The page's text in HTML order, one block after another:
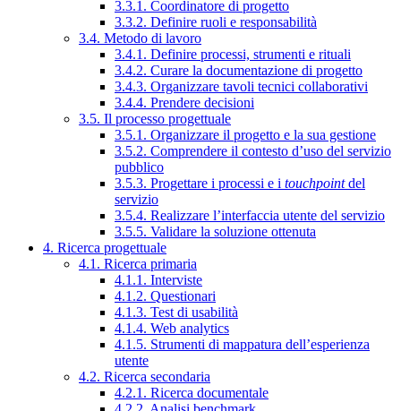
3.3.1. Coordinatore di progetto
3.3.2. Definire ruoli e responsabilità
3.4. Metodo di lavoro
3.4.1. Definire processi, strumenti e rituali
3.4.2. Curare la documentazione di progetto
3.4.3. Organizzare tavoli tecnici collaborativi
3.4.4. Prendere decisioni
3.5. Il processo progettuale
3.5.1. Organizzare il progetto e la sua gestione
3.5.2. Comprendere il contesto d’uso del servizio
pubblico
3.5.3. Progettare i processi e i touchpointdel
servizio
3.5.4. Realizzare l’interfaccia utente del servizio
3.5.5. Validare la soluzione ottenuta
4. Ricerca progettuale
4.1. Ricerca primaria
4.1.1. Interviste
4.1.2. Questionari
4.1.3. Test di usabilità
4.1.4. Web analytics
4.1.5. Strumenti di mappatura dell’esperienza
utente
4.2. Ricerca secondaria
4.2.1. Ricerca documentale